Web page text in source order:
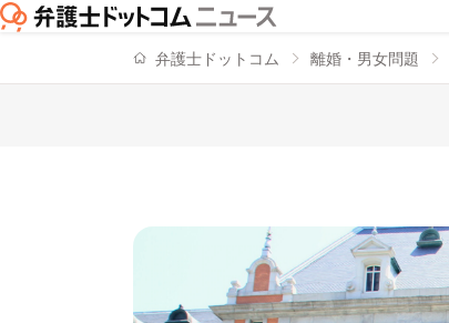
弁護士ドットコム 離婚・男女問題